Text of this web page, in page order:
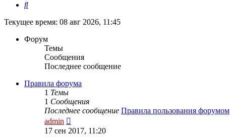
Поиск
Текущее время: 08 авг 2026, 11:45
Форум
Темы
Сообщения
Последнее сообщение
Правила форума
1 Темы
1 Сообщения
Последнее сообщение Правила пользования форумом
admin
к
17 сен 2017, 11:20